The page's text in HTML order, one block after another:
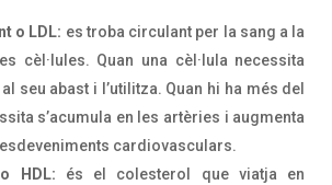
o LDL: es troba circulant per la sang a la
cèl·lules. Quan una cèl·lula necessita
seu abast i l’utilitza. Quan hi ha més del
s’acumula en les artèries i augmenta
cardiovasculars.
HDL: és el colesterol que viatja en